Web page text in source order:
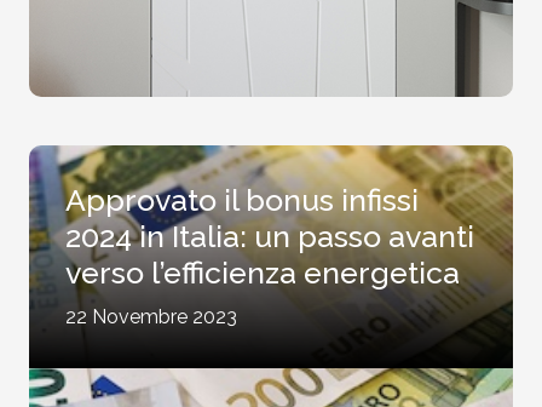
Approvato il bonus infissi
2024 in Italia: un passo avanti
verso l’efficienza energetica
22 Novembre 2023